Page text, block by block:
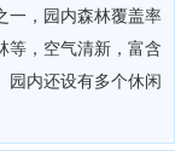
一，园内森林覆盖率
等，空气清新，富含
园内还设有多个休闲